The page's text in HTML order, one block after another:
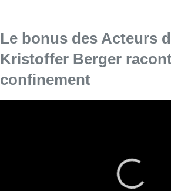
Le bonus des Acteurs
Kristoffer Berger
confinement
Acteurs de Bruxelles avec Soraya
Le confinement a vu la fréquentation des